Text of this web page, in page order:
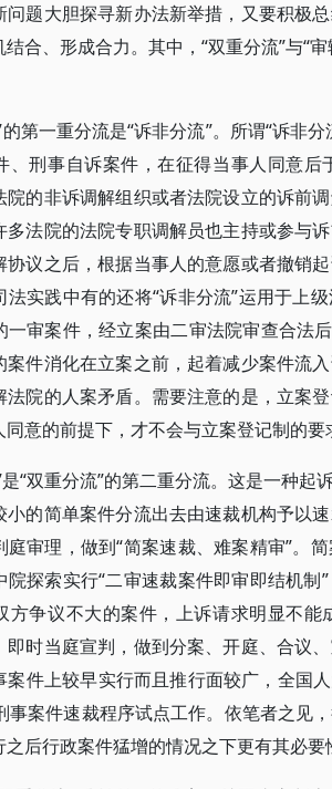
问题大胆探寻新办法新举措，又要积极
合、形成合力。其中，“双重分流”与“
的第一重分流是“诉非分流”。所谓“诉非
、刑事自诉案件，在征得当事人同意
院的非诉调解组织或者法院设立的诉前
多法院的法院专职调解员也主持或参与
协议之后，根据当事人的意愿或者撤销
法实践中有的还将“诉非分流”运用于上
一审案件，经立案由二审法院审查合法
案件消化在立案之前，起着减少案件流
法院的人案矛盾。需要注意的是，立案
意的前提下，才不会与立案登记制的要
是“双重分流”的第二重分流。这是一种
小的简单案件分流出去由速裁机构予以
庭审理，做到“简案速裁、难案精审”。
院探索实行“二审速裁案件即审即结机
方争议不大的案件，上诉请求明显不
时当庭宣判，做到分案、开庭、合议
案件上较早实行而且推行面较广，全国
事案件速裁程序试点工作。依笔者之见
后行政案件猛增的情况之下更有其必要